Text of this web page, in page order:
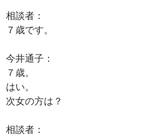
相談者：
７歳です。
今井通子：
７歳。
はい。
次女の方は？
相談者：